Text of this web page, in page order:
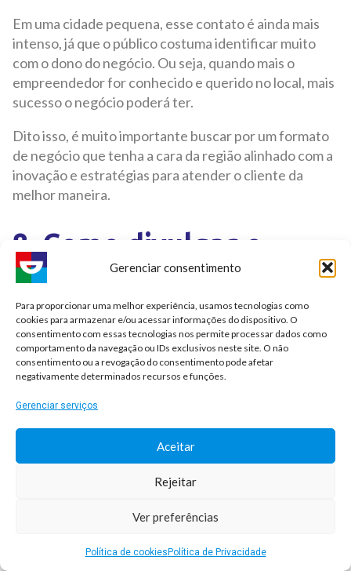
Gerenciar consentimento
Para proporcionar uma melhor experiência, usamos tecnologias como
cookies para armazenar e/ou acessar informações do dispositivo. O
consentimento com essas tecnologias nos permite processar dados como
comportamento da navegação ou IDs exclusivos neste site. O não
consentimento ou a revogação do consentimento pode afetar
negativamente determinados recursos e funções.
Gerenciar serviços
Aceitar
Rejeitar
Ver preferências
Política de cookies Política de Privacidade
Em uma cidade pequena, esse contato é ainda mais
intenso, já que o público costuma identificar muito
com o dono do negócio. Ou seja, quando mais o
empreendedor for conhecido e querido no local, mais
sucesso o negócio poderá ter.
Dito isso, é muito importante buscar por um formato
de negócio que tenha a cara da região alinhado com a
inovação e estratégias para atender o cliente da
melhor maneira.
8. Como divulgar o
negócio em cidade
pequena?
Há muitas formas de divulgar o negócio em cidade
pequena. Separamos algumas delas.
Invista em outdoors
Como a cidade é pequena, você pode espalhar
produtos e serviços. Para melhorar os resultados,
chamar a atenção de uma quantidade maior de